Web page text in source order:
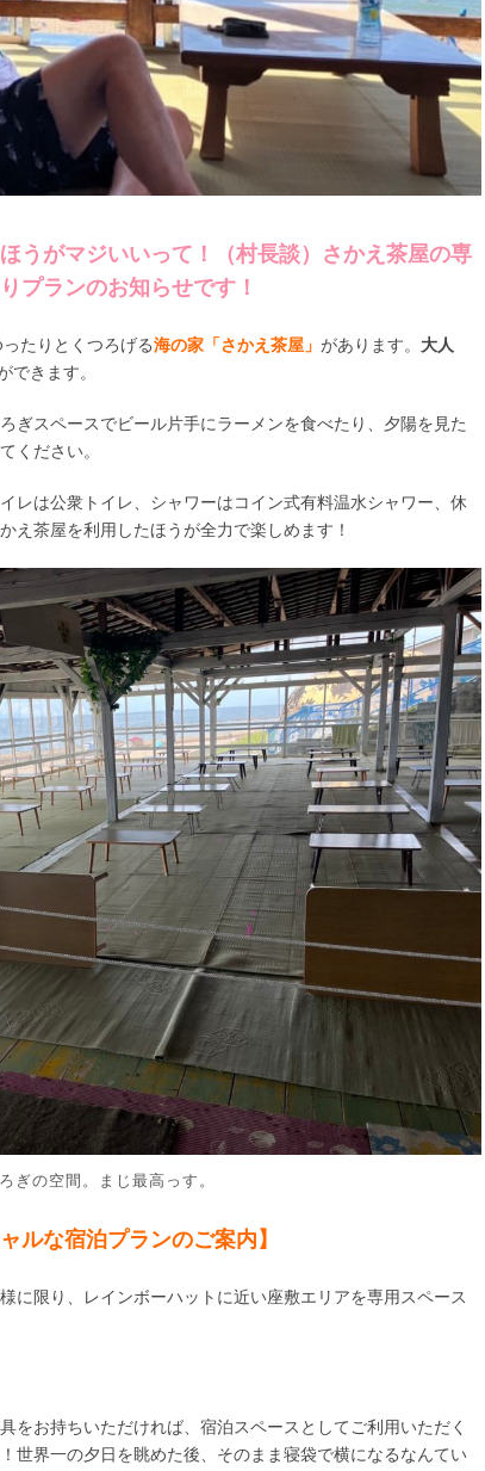
うがマジいいって！（村長談）さかえ茶屋の専
プランのお知らせです！
たりとくつろげる海の家「さかえ茶屋」 があります。 大人
できます。
ぎスペースでビール片手にラーメンを食べたり、夕陽を見た
ください。
レは公衆トイレ、シャワーはコイン式有料温水シャワー、休
茶屋を利用したほうが全力で楽しめます！
ぎの空間。まじ最高っす。
ルな宿泊プランのご案内】
に限り、レインボーハットに近い座敷エリアを専用スペース
をお持ちいただければ、宿泊スペースとしてご利用いただく
世界一の夕日を眺めた後、そのまま寝袋で横になるなんてい